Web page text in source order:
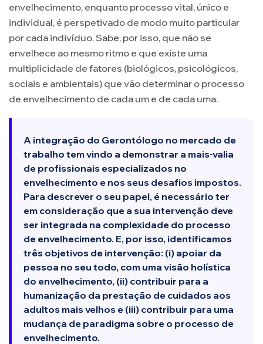
envelhecimento, enquanto processo vital, único e
individual, é perspetivado de modo muito particular
por cada indivíduo. Sabe, por isso, que não se
envelhece ao mesmo ritmo e que existe uma
multiplicidade de fatores (biológicos, psicológicos,
sociais e ambientais) que vão determinar o processo
de envelhecimento de cada um e de cada uma.
A integração do Gerontólogo no mercado de
trabalho tem vindo a demonstrar a mais-valia
de profissionais especializados no
envelhecimento e nos seus desafios impostos.
Para descrever o seu papel, é necessário ter
em consideração que a sua intervenção deve
ser integrada na complexidade do processo
de envelhecimento. E, por isso, identificamos
três objetivos de intervenção: (i) apoiar da
pessoa no seu todo, com uma visão holística
do envelhecimento, (ii) contribuir para a
humanização da prestação de cuidados aos
adultos mais velhos e (iii) contribuir para uma
mudança de paradigma sobre o processo de
envelhecimento.